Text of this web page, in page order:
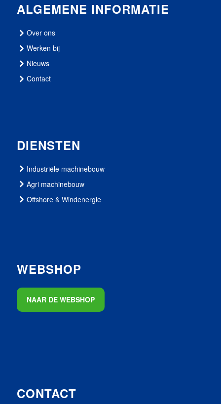
ALGEMENE INFORMATIE
Over ons
Werken bij
Nieuws
Contact
DIENSTEN
Industriële machinebouw
Agri machinebouw
Offshore & Windenergie
WEBSHOP
NAAR DE WEBSHOP
CONTACT